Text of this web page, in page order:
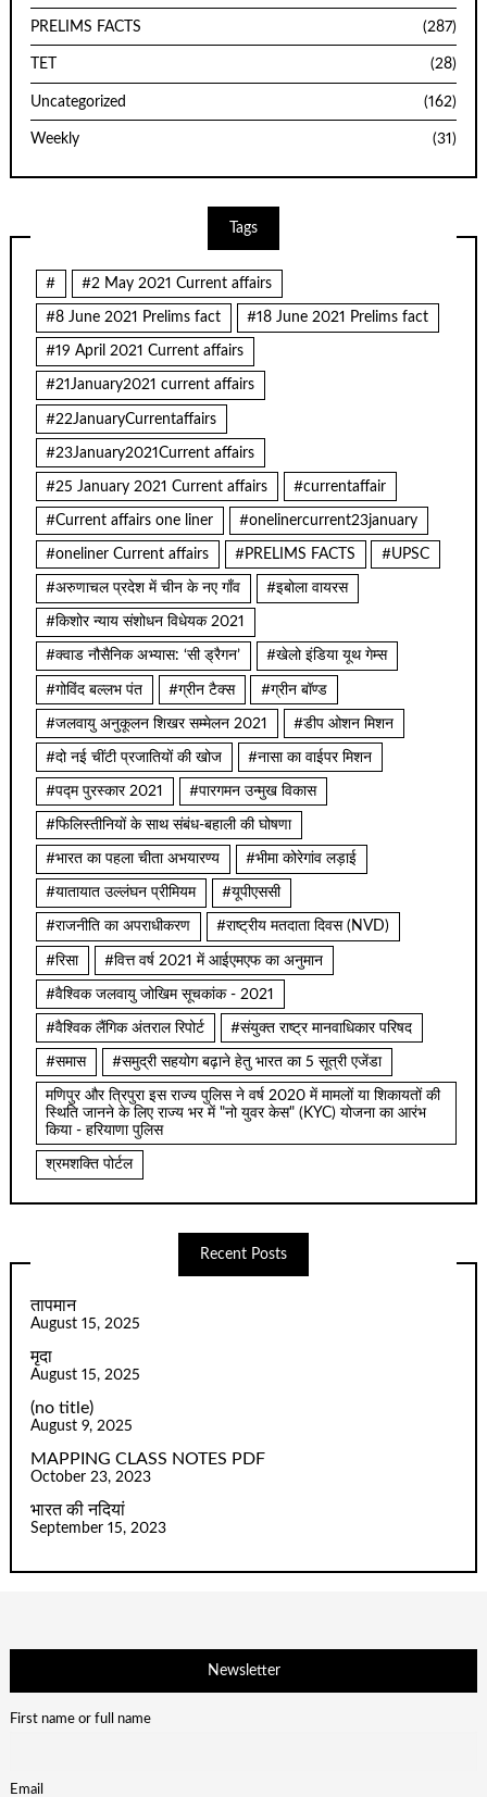
PRELIMS FACTS (287)
TET (28)
Uncategorized (162)
Weekly (31)
Tags
# #2 May 2021 Current affairs
#8 June 2021 Prelims fact #18 June 2021 Prelims fact
#19 April 2021 Current affairs
#21January2021 current affairs
#22JanuaryCurrentaffairs
#23January2021Current affairs
#25 January 2021 Current affairs #currentaffair
#Current affairs one liner #onelinercurrent23january
#oneliner Current affairs #PRELIMS FACTS #UPSC
#अरुणाचल प्रदेश में चीन के नए गाँव #इबोला वायरस
#किशोर न्याय संशोधन विधेयक 2021
#क्वाड नौसैनिक अभ्यास: ‘सी ड्रैगन’ #खेलो इंडिया यूथ गेम्स
#गोविंद बल्लभ पंत #ग्रीन टैक्स #ग्रीन बॉण्ड
#जलवायु अनुकूलन शिखर सम्मेलन 2021 #डीप ओशन मिशन
#दो नई चींटी प्रजातियों की खोज #नासा का वाईपर मिशन
#पद्म पुरस्कार 2021 #पारगमन उन्मुख विकास
#फिलिस्तीनियों के साथ संबंध-बहाली की घोषणा
#भारत का पहला चीता अभयारण्य #भीमा कोरेगांव लड़ाई
#यातायात उल्लंघन प्रीमियम #यूपीएससी
#राजनीति का अपराधीकरण #राष्ट्रीय मतदाता दिवस (NVD)
#रिसा #वित्त वर्ष 2021 में आईएमएफ का अनुमान
#वैश्विक जलवायु जोखिम सूचकांक - 2021
#वैश्विक लैंगिक अंतराल रिपोर्ट #संयुक्त राष्ट्र मानवाधिकार परिषद
#समास #समुद्री सहयोग बढ़ाने हेतु भारत का 5 सूत्री एजेंडा
मणिपुर और त्रिपुरा इस राज्य पुलिस ने वर्ष 2020 में मामलों या शिकायतों की
स्थिति जानने के लिए राज्य भर में "नो युवर केस" (KYC) योजना का आरंभ
किया - हरियाणा पुलिस
श्रमशक्ति पोर्टल
Recent Posts
तापमान
August 15, 2025
मृदा
August 15, 2025
(no title)
August 9, 2025
MAPPING CLASS NOTES PDF
October 23, 2023
भारत की नदियां
September 15, 2023
Newsletter
First name or full name
Email